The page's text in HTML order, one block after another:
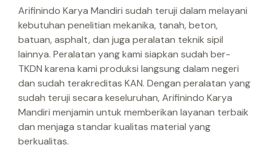
Arifinindo Karya Mandiri sudah teruji dalam melayani
kebutuhan penelitian mekanika, tanah, beton,
batuan, asphalt, dan juga peralatan teknik sipil
lainnya. Peralatan yang kami siapkan sudah ber-
TKDN karena kami produksi langsung dalam negeri
dan sudah terakreditas KAN. Dengan peralatan yang
sudah teruji secara keseluruhan, Arifinindo Karya
Mandiri menjamin untuk memberikan layanan terbaik
dan menjaga standar kualitas material yang
berkualitas.